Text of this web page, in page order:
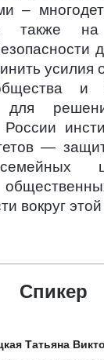
–
также на
усилия
и
для
—
вокруг
Спикер
Татьяна